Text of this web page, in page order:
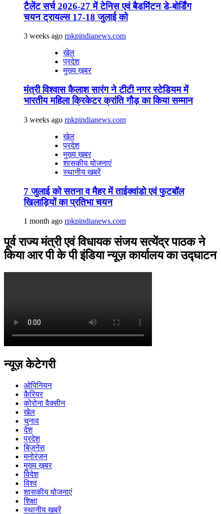
टैलेंट सर्च 2026-27 में टेनिस एवं बैडमिंटन डे-बोर्डिंग
चयन ट्रायल्स 17-18 जुलाई को
3 weeks ago rpkpindianews.com
खेल
प्रदेश
मुख्य ख़बर
मंत्री विश्वास कैलाश सारंग ने टीटी नगर स्टेडियम में
भारतीय महिला क्रिकेटर क्रांति गौड़ का किया सम्मान
3 weeks ago rpkpindianews.com
खेल
प्रदेश
मुख्य ख़बर
शासकीय योजनाएं
स्थानीय खबरें
7 जुलाई को सतना व मैहर में ताईक्वांडो एवं फुटबॉल
खिलाड़ियों का प्रतिभा चयन
1 month ago rpkpindianews.com
पूर्व राज्य मंत्री एवं विधायक संजय सत्येंद्र पाठक ने
किया आर पी के पी इंडिया न्यूज़ कार्यालय का उद्घाटन
न्यूज़ केटेगरी
ओपिनियन
कैरियर
कोरोना वैक्सीन
खेल
चुनाव
देश
प्रदेश
बिज़नेस
मनोरंजन
मुख्य ख़बर
विदेश
विश्व
शासकीय योजनाएं
शिक्षा
स्थानीय खबरें